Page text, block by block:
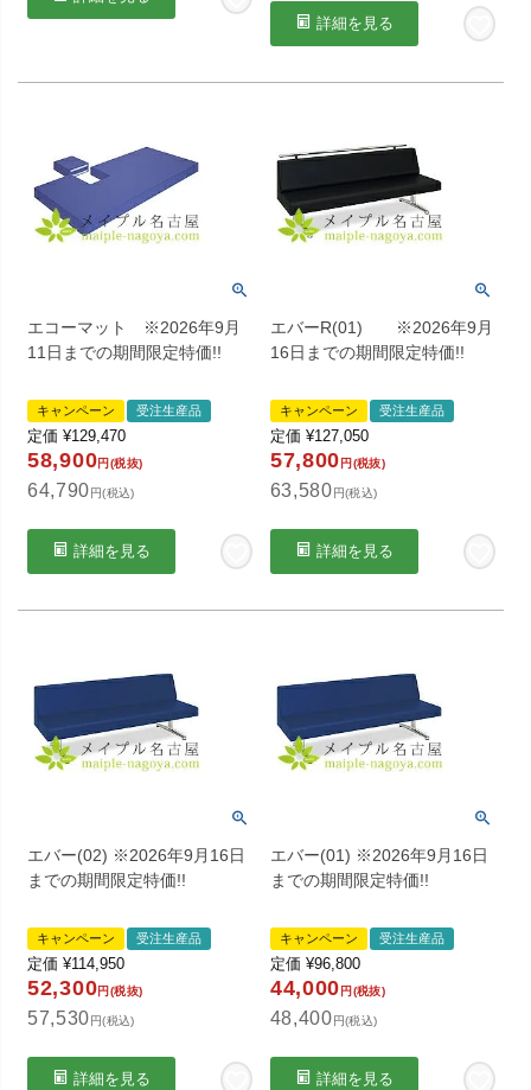
詳細を見る
エコーマット ※2026年9月
11日までの期間限定特価!!
キャンペーン 受注生産品
定価 ¥129,470
58,900円(税抜)
64,790 円(税込)
詳細を見る
エバーR(01) ※2026年9月
16日までの期間限定特価!!
キャンペーン 受注生産品
定価 ¥127,050
57,800 円(税抜)
63,580 円(税込)
詳細を見る
エバー(02) ※2026年9月16日
までの期間限定特価!!
キャンペーン 受注生産品
定価 ¥114,950
52,300円(税抜)
57,530 円(税込)
詳細を見る
エバー(01) ※2026年9月16日
までの期間限定特価!!
キャンペーン 受注生産品
定価 ¥96,800
44,000 円(税抜)
48,400 円(税込)
詳細を見る